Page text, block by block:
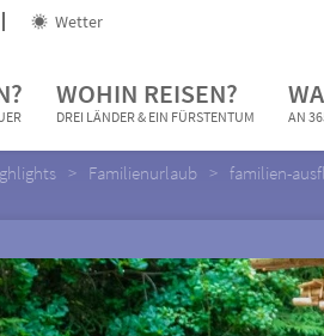
Wetter
WOHIN REISEN?
DREI LÄNDER & EIN FÜRSTENTUM AN
Familienurlaub familien-